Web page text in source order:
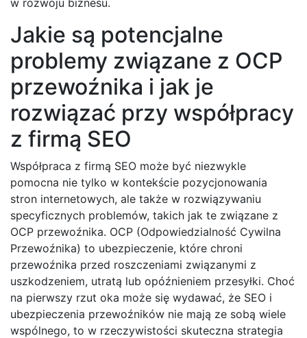
Jakie są potencjalne
problemy związane z OCP
przewoźnika i jak je
rozwiązać przy współpracy
z firmą SEO
Współpraca z firmą SEO może być niezwykle
pomocna nie tylko w kontekście pozycjonowania
stron internetowych, ale także w rozwiązywaniu
specyficznych problemów, takich jak te związane z
OCP przewoźnika. OCP (Odpowiedzialność Cywilna
Przewoźnika) to ubezpieczenie, które chroni
przewoźnika przed roszczeniami związanymi z
uszkodzeniem, utratą lub opóźnieniem przesyłki. Choć
na pierwszy rzut oka może się wydawać, że SEO i
ubezpieczenia przewoźników nie mają ze sobą wiele
wspólnego, to w rzeczywistości skuteczna strategia